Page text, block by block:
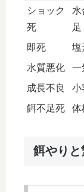
ショック
死
水
足
即死
塩
水質悪化
一
成長不良
小
餌不足死
体
餌やり